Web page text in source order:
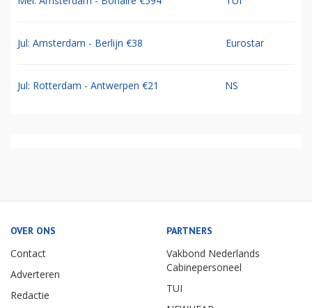
Jul: Amsterdam - Berlijn €38 Eurostar
Jul: Rotterdam - Antwerpen €21 NS
OVER ONS
Contact
Adverteren
Redactie
PARTNERS
Vakbond Nederlands
Cabinepersoneel
TUI